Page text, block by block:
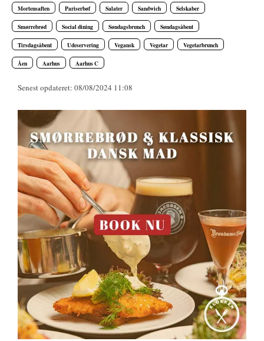
Mortensaften Pariserbøf Salater Sandwich Selskaber
Smørrebrød Social dining Søndagsbrunch Søndagsåbent
Tirsdagsåbent Udeservering Vegansk Vegetar Vegetarbrunch
Åen Aarhus Aarhus C
Senest opdateret: 08/08/2024 11:08